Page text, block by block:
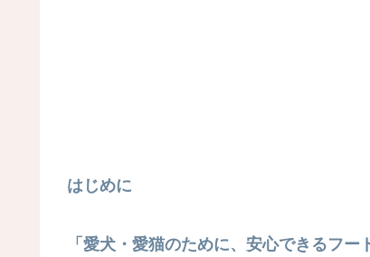
はじめに
「愛犬・愛猫のために、安心できるフー